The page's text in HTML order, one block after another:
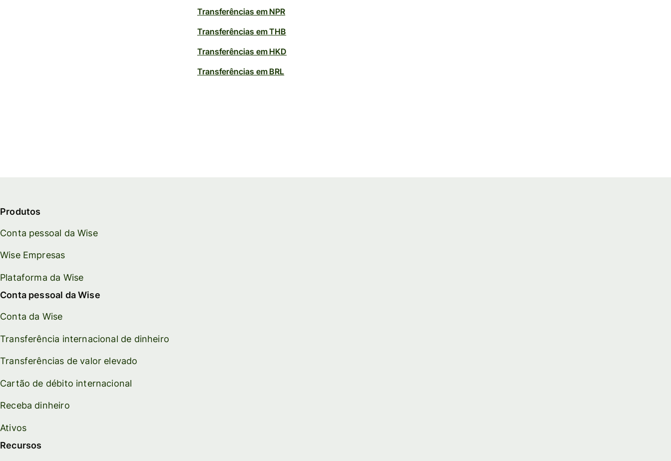
Transferências em NPR
Transferências em THB
Transferências em HKD
Transferências em BRL
Produtos
Conta pessoal da Wise
Wise Empresas
Plataforma da Wise
Conta pessoal da Wise
Conta da Wise
Transferência internacional de dinheiro
Transferências de valor elevado
Cartão de débito internacional
Receba dinheiro
Ativos
Recursos